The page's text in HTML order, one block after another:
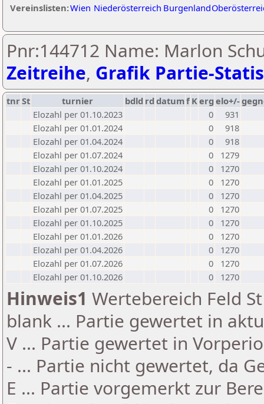
Vereinslisten:Wien Niederösterreich Burgenland
Pnr:144712 Name: Marlon
Zeitreihe, Grafik Partie-
tnrSt turnier bdld rd datumf Kerg elo+/-
Elozahl per 01.10.2023
0
931
Elozahl per 01.01.2024
0
918
Elozahl per 01.04.2024
0
918
Elozahl per 01.07.2024
0
1279
Elozahl per 01.10.2024
0
1270
Elozahl per 01.01.2025
0
1270
Elozahl per 01.04.2025
0
1270
Elozahl per 01.07.2025
0
1270
Elozahl per 01.10.2025
0
1270
Elozahl per 01.01.2026
0
1270
Elozahl per 01.04.2026
0
1270
Elozahl per 01.07.2026
0
1270
Elozahl per 01.10.2026
0 1270
Hinweis1 Wertebereich Feld
blank ... Partie gewertet in
V ... Partie gewertet in
- ... Partie nicht gewertet, da
E ... Partie vorgemerkt zur